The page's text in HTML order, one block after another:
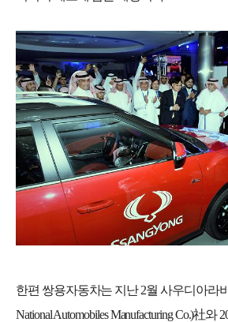
한편 쌍용자동차는 지난2월 사우디아라
National Automobiles Manufacturing Co.)社와